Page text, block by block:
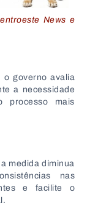
News e
o governo avalia
a necessidade
processo mais
medida diminua
nas
e facilite o